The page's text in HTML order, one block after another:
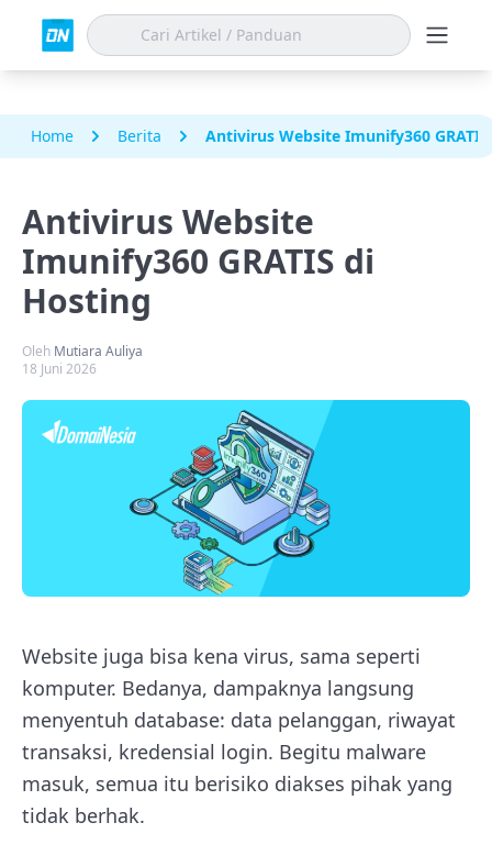
Home Berita Antivirus Website Imunify360
Antivirus Website
Imunify360 GRATIS di
Hosting
Oleh Mutiara Auliya
18 Juni 2026
Website juga bisa kena virus, sama seperti
komputer. Bedanya, dampaknya langsung
menyentuh database: data pelanggan, riwayat
transaksi, kredensial login. Begitu malware
masuk, semua itu berisiko diakses pihak yang
tidak berhak.